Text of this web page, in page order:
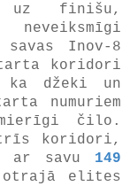
uz finišu,
Inov-8
koridori
džeki un
numuriem
čilo.
koridori,
ar savu 149
otrajā elites